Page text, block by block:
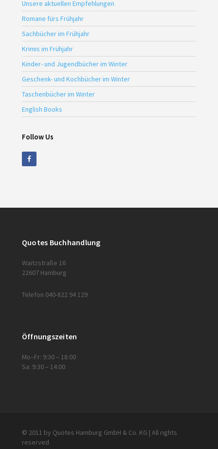
Unsere aktuellen Empfehlungen
Romane fürs Frühjahr
Sachbücher im Frühjahr
Krimis im Frühjahr
Kinder- und Jugendbücher im Winter
Geschenk- und Kochbücher im Winter
Taschenbücher im Winter
English Books
Follow Us
Quotes Buchhandlung
Waitzstraße 16
22607 Hamburg
Telefon 040-822 94 129
Öffnungszeiten
Mo–Fr: 9:30 – 18:00
Sa: 9:30 – 14:00
© 2011 by Quotes Hamburg GmbH & Co. KG | All rights
reserved